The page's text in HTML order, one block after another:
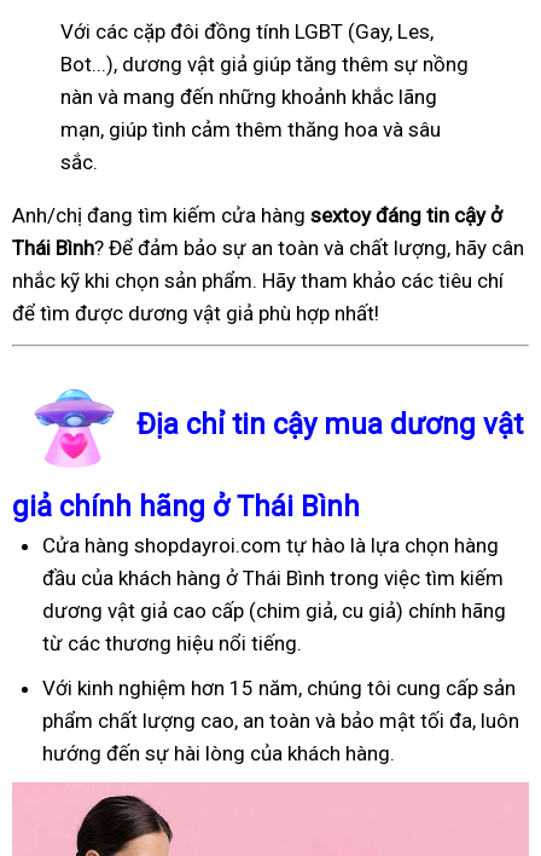
Với các cặp đôi đồng tính LGBT (Gay, Les,
Bot...), dương vật giả giúp tăng thêm sự nồng
nàn và mang đến những khoảnh khắc lãng
mạn, giúp tình cảm thêm thăng hoa và sâu
sắc.
Anh/chị đang tìm kiếm cửa hàng sextoy đáng tin cậy ở
Thái Bình? Để đảm bảo sự an toàn và chất lượng, hãy cân
nhắc kỹ khi chọn sản phẩm. Hãy tham khảo các tiêu chí
để tìm được dương vật giả phù hợp nhất!
Địa chỉ tin cậy mua dương vật
giả chính hãng ở Thái Bình
Cửa hàng shopdayroi.com tự hào là lựa chọn hàng
đầu của khách hàng ở Thái Bình trong việc tìm kiếm
dương vật giả cao cấp (chim giả, cu giả) chính hãng
từ các thương hiệu nổi tiếng.
Với kinh nghiệm hơn 15 năm, chúng tôi cung cấp sản
phẩm chất lượng cao, an toàn và bảo mật tối đa, luôn
hướng đến sự hài lòng của khách hàng.